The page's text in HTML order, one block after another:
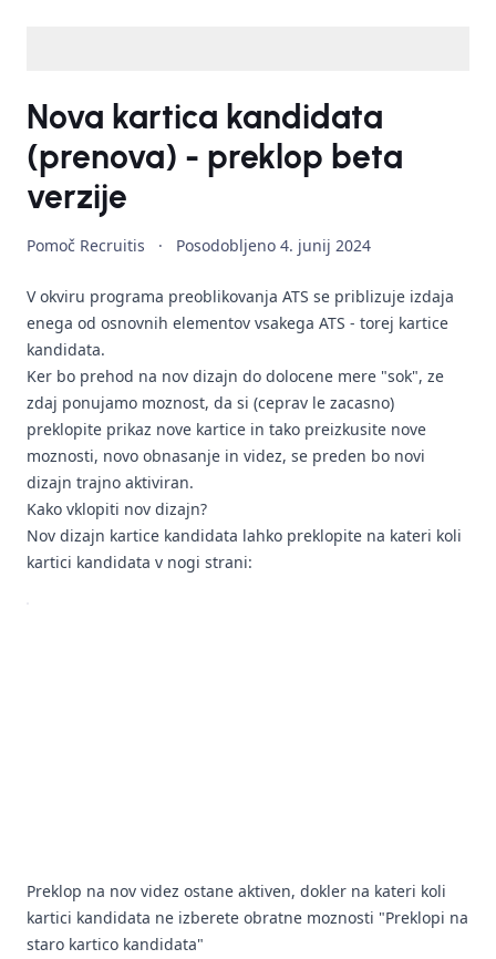
Nova kartica kandidata
(prenova) - preklop beta
verzije
Pomoč Recruitis · Posodobljeno 4. junij 2024
V okviru programa preoblikovanja ATS se priblizuje izdaja
enega od osnovnih elementov vsakega ATS - torej kartice
kandidata.
Ker bo prehod na nov dizajn do dolocene mere "sok", ze
zdaj ponujamo moznost, da si (ceprav le zacasno)
preklopite prikaz nove kartice in tako preizkusite nove
moznosti, novo obnasanje in videz, se preden bo novi
dizajn trajno aktiviran.
Kako vklopiti nov dizajn?
Nov dizajn kartice kandidata lahko preklopite na kateri koli
kartici kandidata v nogi strani:
Preklop na nov videz ostane aktiven, dokler na kateri koli
kartici kandidata ne izberete obratne moznosti "Preklopi na
staro kartico kandidata"